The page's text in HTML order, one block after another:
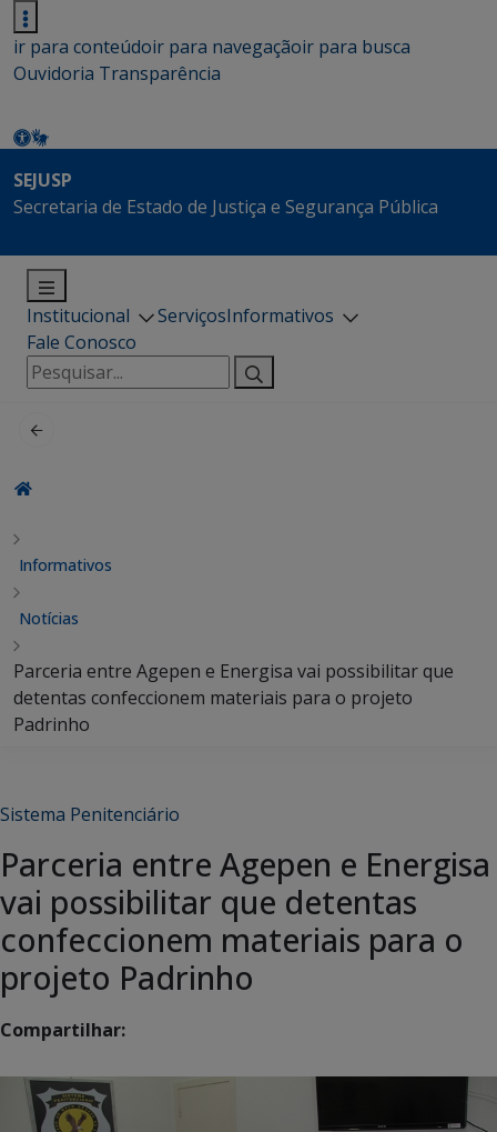
ir para conteúdoir para navegaçãoir para busca
Ouvidoria Transparência
SEJUSP
Secretaria de Estado de Justiça e Segurança Pública
Institucional ServiçosInformativos
Fale Conosco
Pesquisar
por:
Informativos
Notícias
Parceria entre Agepen e Energisa vai possibilitar que
detentas confeccionem materiais para o projeto
Padrinho
Sistema Penitenciário
Parceria entre Agepen e Energisa
vai possibilitar que detentas
confeccionem materiais para o
projeto Padrinho
Compartilhar: